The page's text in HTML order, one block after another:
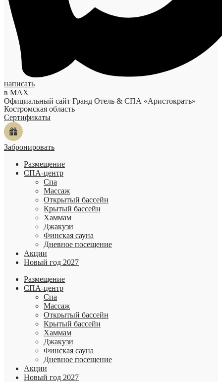
написать
в MAX
Официальный сайт Гранд Отель & СПА «Аристократъ»
Костромская область
Сертификаты
Забронировать
Размещение
СПА-центр
Спа
Массаж
Открытый бассейн
Крытый бассейн
Хаммам
Джакузи
Финская сауна
Дневное посещение
Акции
Новый год 2027
Размещение
СПА-центр
Спа
Массаж
Открытый бассейн
Крытый бассейн
Хаммам
Джакузи
Финская сауна
Дневное посещение
Акции
Новый год 2027